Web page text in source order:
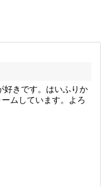
好きです。はいふりか
ムしています。よろ